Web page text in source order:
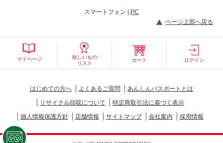
スマートフォン |
PC
ページ上部へ戻る
マイページ
欲しいもの
リスト
カート ログイン
はじめての方へ よくあるご質問
あんしんパスポートとは
リサイクル回収について
特定商取引法に基づく表示
個人情報保護方針
店舗情報 サイトマップ 会社案内 採用情報